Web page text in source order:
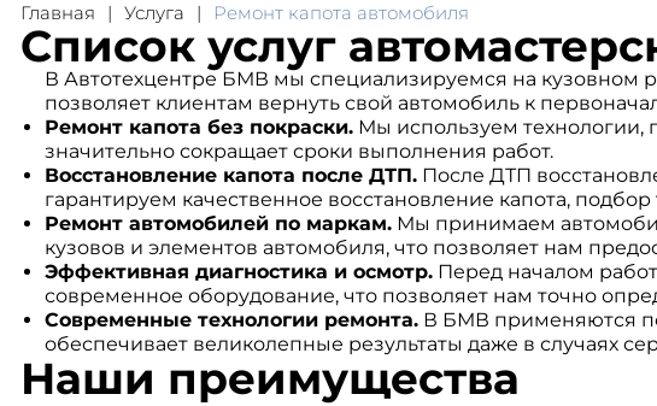
Главная Услуга Ремонт капота автомобиля
Список услуг
В Автотехцентре БМВ мы специализируемся на кузовном
позволяет клиентам вернуть свой автомобиль к
Ремонт капота без покраски.Мы используем технологии,
значительно сокращает сроки выполнения работ.
Восстановление капота после ДТП.После ДТП
гарантируем качественное восстановление капота,
Ремонт автомобилей по маркам.Мы принимаем
кузовов и элементов автомобиля, что позволяет нам
Эффективная диагностика и осмотр.Перед началом
современное оборудование, что позволяет нам точно
Современные технологии ремонта.В БМВ применяются
обеспечивает великолепные результаты даже в случаях
Наши преимущества